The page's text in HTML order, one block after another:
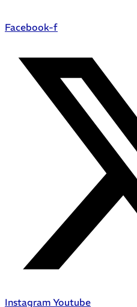
Facebook-f
Instagram Youtube